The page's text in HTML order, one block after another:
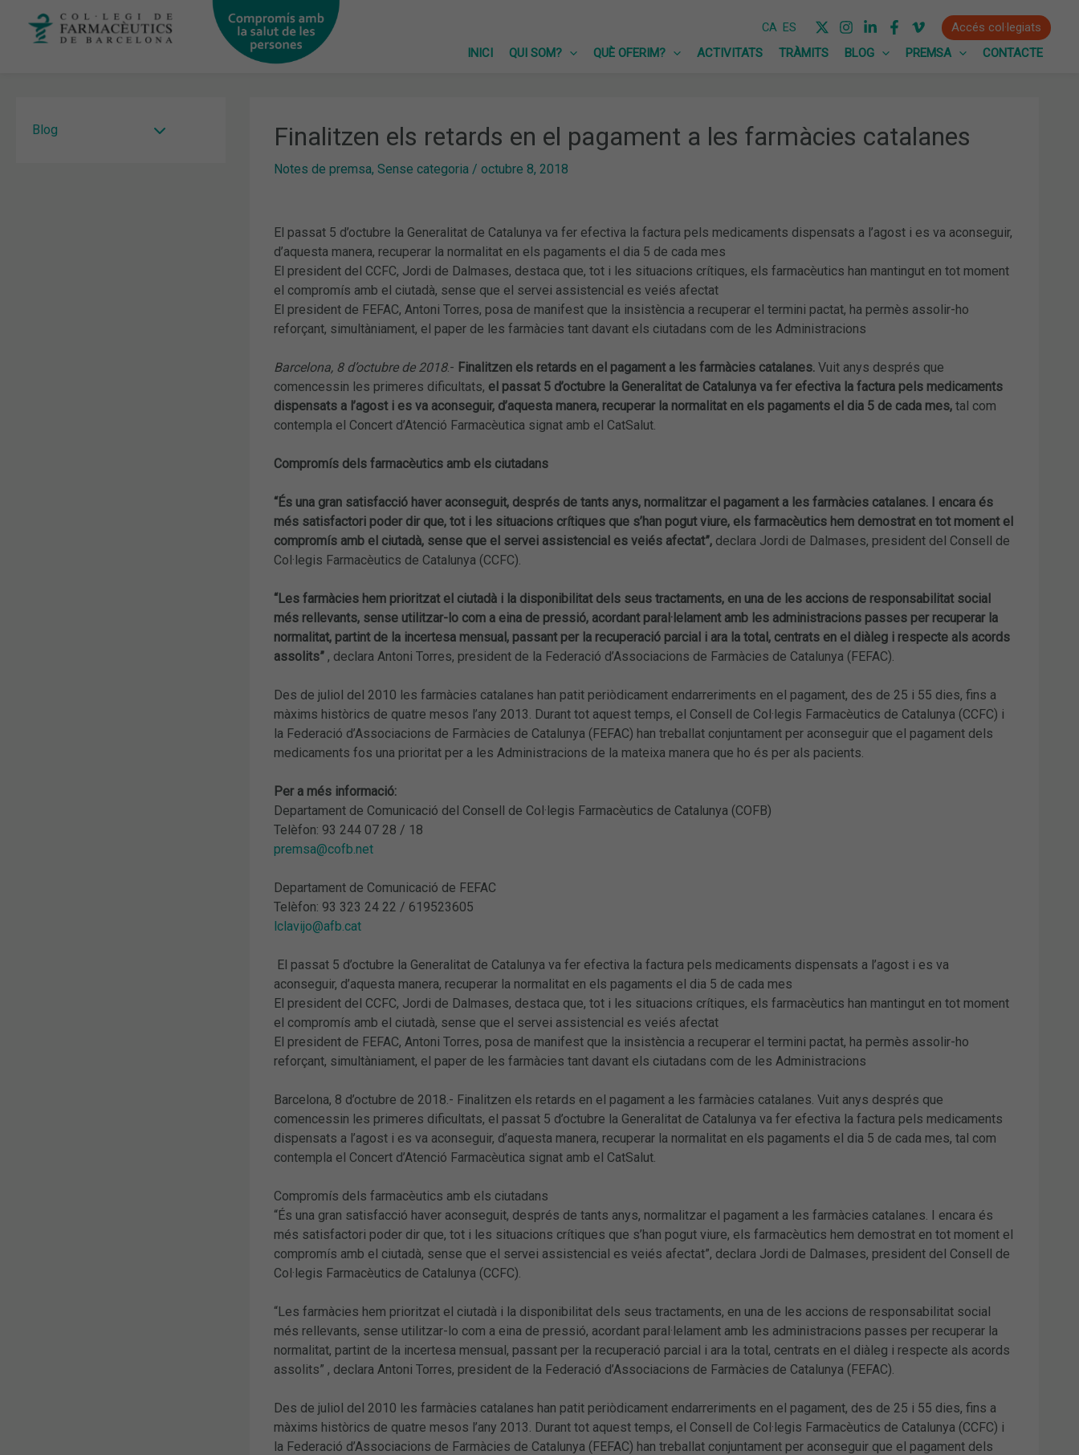
CA ES
Accés col·legiats
INICI
QUI SOM? QUÈ OFERIM? ACTIVITATS TRÀMITS BLOG PREMSA CONTACTE
Blog Finalitzen els retards en el pagament a les farmàcies catalanes
Notes de premsa, Sense categoria/ octubre 8, 2018
El passat 5 d’octubre la Generalitat de Catalunya va fer efectiva la factura pels medicaments dispensats a l’agost i es va aconseguir,
d’aquesta manera, recuperar la normalitat en els pagaments el dia 5 de cada mes
El president del CCFC, Jordi de Dalmases, destaca que, tot i les situacions crítiques, els farmacèutics han mantingut en tot moment
el compromís amb el ciutadà, sense que el servei assistencial es veiés afectat
El president de FEFAC, Antoni Torres, posa de manifest que la insistència a recuperar el termini pactat, ha permès assolir-ho
reforçant, simultàniament, el paper de les farmàcies tant davant els ciutadans com de les Administracions
Barcelona, 8 d’octubre de 2018.- Finalitzen els retards en el pagament a les farmàcies catalanes.Vuit anys després que
comencessin les primeres dificultats, el passat 5 d’octubre la Generalitat de Catalunya va fer efectiva la factura pels medicaments
dispensats a l’agost i es va aconseguir, d’aquesta manera, recuperar la normalitat en els pagaments el dia 5 de cada mes,tal com
contempla el Concert d’Atenció Farmacèutica signat amb el CatSalut.
Compromís dels farmacèutics amb els ciutadans
“És una gran satisfacció haver aconseguit, després de tants anys, normalitzar el pagament a les farmàcies catalanes. I encara és
més satisfactori poder dir que, tot i les situacions crítiques que s’han pogut viure, els farmacèutics hem demostrat en tot moment el
compromís amb el ciutadà, sense que el servei assistencial es veiés afectat”,declara Jordi de Dalmases, president del Consell de
Col·legis Farmacèutics de Catalunya (CCFC).
“Les farmàcies hem prioritzat el ciutadà i la disponibilitat dels seus tractaments, en una de les accions de responsabilitat social
més rellevants, sense utilitzar-lo com a eina de pressió, acordant paral·lelament amb les administracions passes per recuperar la
normalitat, partint de la incertesa mensual, passant per la recuperació parcial i ara la total, centrats en el diàleg i respecte als acords
assolits”, declara Antoni Torres, president de la Federació d’Associacions de Farmàcies de Catalunya (FEFAC).
Des de juliol del 2010 les farmàcies catalanes han patit periòdicament endarreriments en el pagament, des de 25 i 55 dies, fins a
màxims històrics de quatre mesos l’any 2013. Durant tot aquest temps, el Consell de Col·legis Farmacèutics de Catalunya (CCFC) i
la Federació d’Associacions de Farmàcies de Catalunya (FEFAC) han treballat conjuntament per aconseguir que el pagament dels
medicaments fos una prioritat per a les Administracions de la mateixa manera que ho és per als pacients.
Per a més informació:
Departament de Comunicació del Consell de Col·legis Farmacèutics de Catalunya (COFB)
Telèfon: 93 244 07 28 / 18
premsa@cofb.net
Departament de Comunicació de FEFAC
Telèfon: 93 323 24 22 / 619523605
lclavijo@afb.cat
El passat 5 d’octubre la Generalitat de Catalunya va fer efectiva la factura pels medicaments dispensats a l’agost i es va
aconseguir, d’aquesta manera, recuperar la normalitat en els pagaments el dia 5 de cada mes
El president del CCFC, Jordi de Dalmases, destaca que, tot i les situacions crítiques, els farmacèutics han mantingut en tot moment
el compromís amb el ciutadà, sense que el servei assistencial es veiés afectat
El president de FEFAC, Antoni Torres, posa de manifest que la insistència a recuperar el termini pactat, ha permès assolir-ho
reforçant, simultàniament, el paper de les farmàcies tant davant els ciutadans com de les Administracions
Barcelona, 8 d’octubre de 2018.- Finalitzen els retards en el pagament a les farmàcies catalanes. Vuit anys després que
comencessin les primeres dificultats, el passat 5 d’octubre la Generalitat de Catalunya va fer efectiva la factura pels medicaments
dispensats a l’agost i es va aconseguir, d’aquesta manera, recuperar la normalitat en els pagaments el dia 5 de cada mes, tal com
contempla el Concert d’Atenció Farmacèutica signat amb el CatSalut.
Compromís dels farmacèutics amb els ciutadans
“És una gran satisfacció haver aconseguit, després de tants anys, normalitzar el pagament a les farmàcies catalanes. I encara és
més satisfactori poder dir que, tot i les situacions crítiques que s’han pogut viure, els farmacèutics hem demostrat en tot moment el
compromís amb el ciutadà, sense que el servei assistencial es veiés afectat”, declara Jordi de Dalmases, president del Consell de
Col·legis Farmacèutics de Catalunya (CCFC).
“Les farmàcies hem prioritzat el ciutadà i la disponibilitat dels seus tractaments, en una de les accions de responsabilitat social
més rellevants, sense utilitzar-lo com a eina de pressió, acordant paral·lelament amb les administracions passes per recuperar la
normalitat, partint de la incertesa mensual, passant per la recuperació parcial i ara la total, centrats en el diàleg i respecte als acords
assolits” , declara Antoni Torres, president de la Federació d’Associacions de Farmàcies de Catalunya (FEFAC).
Des de juliol del 2010 les farmàcies catalanes han patit periòdicament endarreriments en el pagament, des de 25 i 55 dies, fins a
màxims històrics de quatre mesos l’any 2013. Durant tot aquest temps, el Consell de Col·legis Farmacèutics de Catalunya (CCFC) i
la Federació d’Associacions de Farmàcies de Catalunya (FEFAC) han treballat conjuntament per aconseguir que el pagament dels